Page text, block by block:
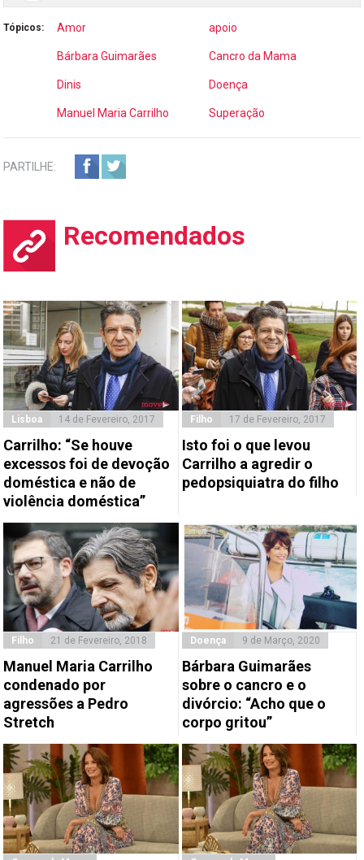
Tópicos: Amor apoio
Bárbara Guimarães Cancro da Mama
Dinis Doença
Manuel Maria Carrilho Superação
PARTILHE:
Recomendados
Lisboa 14 de Fevereiro, 2017
Carrilho: “Se houve
excessos foi de devoção
doméstica e não de
violência doméstica”
Filho 17 de Fevereiro, 2017
Isto foi o que levou
Carrilho a agredir o
pedopsiquiatra do filho
Filho 21 de Fevereiro, 2018
Manuel Maria Carrilho
condenado por
agressões a Pedro
Stretch
Doença 9 de Março, 2020
Bárbara Guimarães
sobre o cancro e o
divórcio: “Acho que o
corpo gritou”